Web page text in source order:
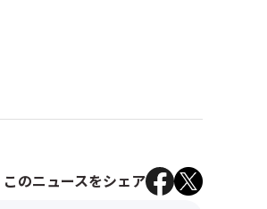
このニュースをシェア